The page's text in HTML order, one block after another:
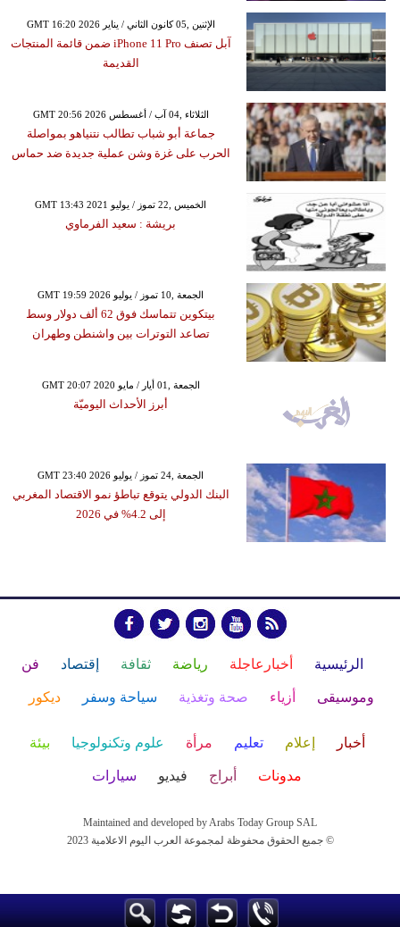
GMT 16:20 2026 الإثنين ,05 كانون الثاني / يناير
آبل تصنف iPhone 11 Pro ضمن قائمة المنتجات
القديمة
GMT 20:56 2026 الثلاثاء ,04 آب / أغسطس
جماعة أبو شباب تطالب نتنياهو بمواصلة
الحرب على غزة وشن عملية جديدة ضد حماس
GMT 13:43 2021 الخميس ,22 تموز / يوليو
بريشة : سعيد الفرماوي
GMT 19:59 2026 الجمعة ,10 تموز / يوليو
بيتكوين تتماسك فوق 62 ألف دولار وسط
تصاعد التوترات بين واشنطن وطهران
GMT 20:07 2020 الجمعة ,01 أيار / مايو
أبرز الأحداث اليوميّة
GMT 23:40 2026 الجمعة ,24 تموز / يوليو
البنك الدولي يتوقع تباطؤ نمو الاقتصاد المغربي
إلى 4.2% في 2026
الرئيسية أخبارعاجلة رياضة ثقافة إقتصاد فن
وموسيقى أزياء صحة وتغذية سياحة وسفر ديكور
أخبار إعلام تعليم مرأة علوم وتكنولوجيا بيئة
مدونات أبراج فيديو سيارات
Maintained and developed by Arabs Today Group SAL
جميع الحقوق محفوظة لمجموعة العرب اليوم الاعلامية 2023 ©